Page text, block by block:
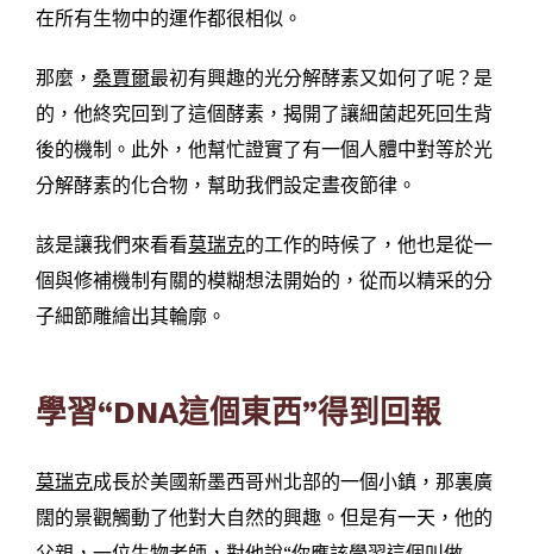
在所有生物中的運作都很相似。
那麼， 桑賈爾最初有興趣的光分解酵素又如何了呢？是
的，他終究回到了這個酵素，揭開了讓細菌起死回生背
後的機制。此外，他幫忙證實了有一個人體中對等於光
分解酵素的化合物，幫助我們設定晝夜節律。
該是讓我們來看看莫瑞克的工作的時候了，他也是從一
個與修補機制有關的模糊想法開始的，從而以精采的分
子細節雕繪出其輪廓。
學習“DNA這個東西”得到回報
莫瑞克成長於美國新墨西哥州北部的一個小鎮，那裏廣
闊的景觀觸動了他對大自然的興趣。但是有一天，他的